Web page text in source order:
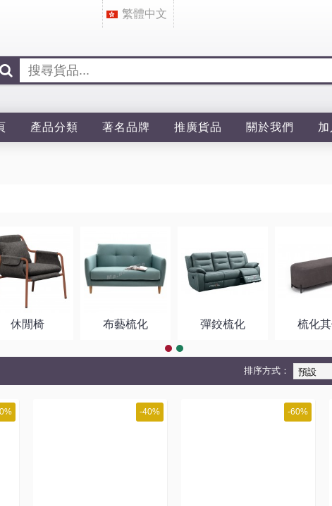
繁體中文
產品分類 著名品牌 推廣貨品 關於我們 加
休閒椅 布藝梳化 彈鉸梳化 梳化
排序方式：
-40% -60%